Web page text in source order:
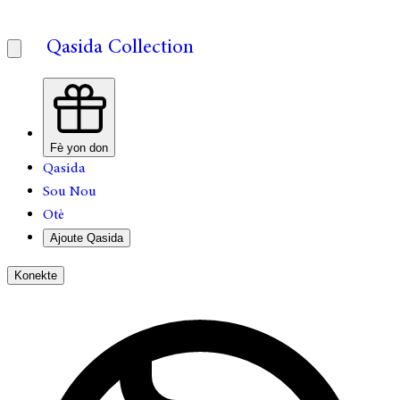
Qasida Collection
Fè yon don
Qasida
Sou Nou
Otè
Ajoute Qasida
Konekte